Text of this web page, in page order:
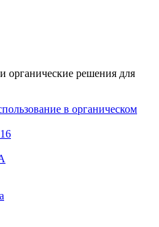
органические решения для
в органическом